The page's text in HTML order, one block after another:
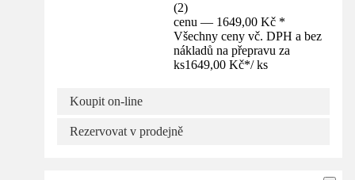
(2)
cenu — 1649,00 Kč *
Všechny ceny vč. DPH a bez
nákladů na přepravu za
ks1649,00 Kč*/ ks
Koupit on-line
Rezervovat v prodejně